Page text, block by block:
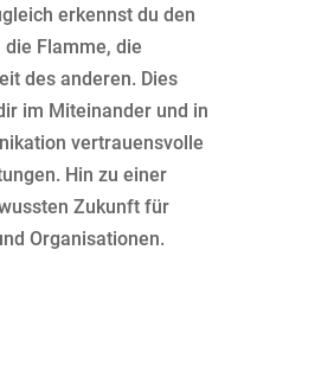
erkennst du den
die Flamme, die
des anderen. Dies
im Miteinander und in
vertrauensvolle
Hin zu einer
Zukunft für
Organisationen.